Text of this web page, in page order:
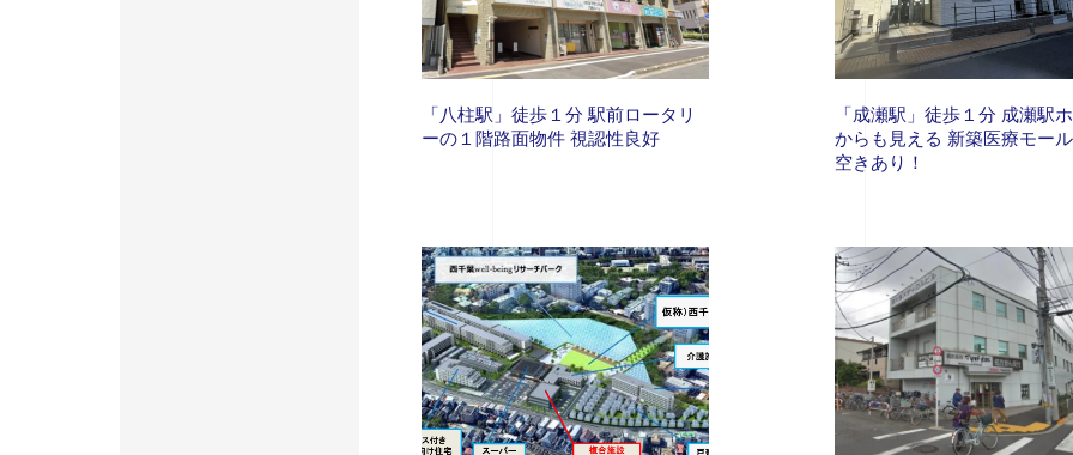
「八柱駅」徒歩１分 駅前ロータリ
ーの１階路面物件 視認性良好
「成瀬駅」徒歩１分 成瀬駅
からも見える 新築医療モー
空きあり！